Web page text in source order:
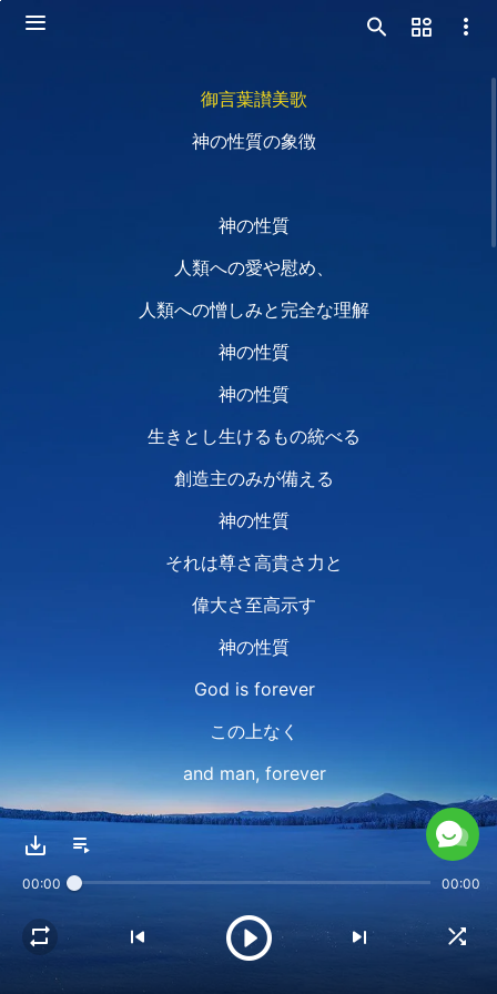
御言葉讃美歌
神の性質の象徴
神の性質
人類への愛や慰め、
人類への憎しみと完全な理解
神の性質
神の性質
生きとし生けるもの統べる
創造主のみが備える
神の性質
それは尊さ高貴さ力と
偉大さ至高示す
神の性質
God is forever
この上なく
and man, forever
価値が低い
But man, forever
00:00 00:00